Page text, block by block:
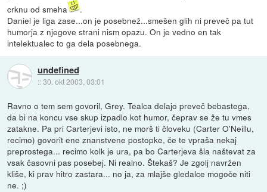
crknu od smeha
.
Daniel je liga zase...on je posebnež...smešen glih ni preveč pa tut
humorja z njegove strani nism opazu. On je vedno en tak
intelektualec to ga dela posebnega.
undefined
::30. okt 2003, 03:01
Ravno o tem sem govoril, Grey. Tealca delajo preveč bebastega,
da bi na koncu vse skup izpadlo kot humor, čeprav se že tu vmes
zatakne. Pa pri Carterjevi isto, ne morš ti človeku (Carter O'Neillu,
recimo) govorit ene znanstvene postopke, če te vpraša nekaj
preprostega... recimo kolk je ura, pa bo Carterjeva šla naštevat za
vsak časovni pas posebej. Ni realno. Štekaš? Je zgolj navržen
kliše, ki prav hitro zastara... no ja, za mlajše gledalce mogoče niti
ne. ;)